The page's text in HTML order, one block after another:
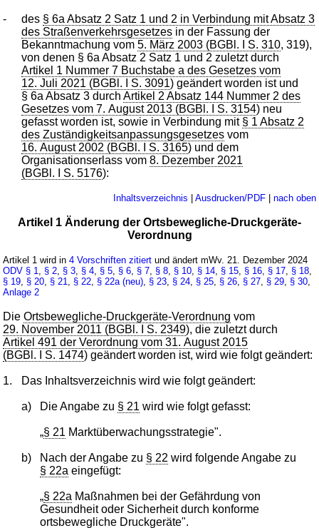
- des § 6a Absatz 2 Satz 1 und 2 in Verbindung mit Absatz 3
des Straßenverkehrsgesetzes in der Fassung der
Bekanntmachung vom5. März 2003 (BGBl. I S. 310, 319),
von denen § 6a Absatz 2 Satz 1 und 2 zuletzt durch
Artikel 1 Nummer 7 Buchstabe a des Gesetzes vom
12. Juli 2021 (BGBl. I S. 3091) geändert worden ist und
§ 6a Absatz 3 durchArtikel 2 Absatz 144 Nummer 2 des
Gesetzes vom 7. August 2013 (BGBl. I S. 3154) neu
gefasst worden ist, sowie in Verbindung mit § 1 Absatz 2
des Zuständigkeitsanpassungsgesetzes vom
16. August 2002 (BGBl. I S. 3165) und dem
Organisationserlass vom8. Dezember 2021
(BGBl. I S. 5176):
Inhaltsverzeichnis | Ausdrucken/PDF| nach oben
Artikel 1 Änderung der Ortsbewegliche-Druckgeräte-
Verordnung
Artikel 1 wird in4 Vorschriften zitiert und ändert mWv. 21. Dezember 2024
ODV § 1 § 2 § 3 § 4 § 5 § 6 § 7 § 8 § 10 § 14 § 15 § 16 § 17 § 18
§ 19 § 20 § 21 § 22 § 22a (neu) § 23 § 24 § 25 § 26 § 27 § 29 § 30
Anlage 2
DieOrtsbewegliche-Druckgeräte-Verordnung vom
29. November 2011 (BGBl. I S. 2349), die zuletzt durch
Artikel 491 der Verordnung vom 31. August 2015
(BGBl. I S. 1474) geändert worden ist, wird wie folgt geändert:
1. Das Inhaltsverzeichnis wird wie folgt geändert:
a) Die Angabe zu § 21 wird wie folgt gefasst:
„§ 21 Marktüberwachungsstrategie".
b) Nach der Angabe zu § 22 wird folgende Angabe zu
§ 22a eingefügt:
„§ 22a Maßnahmen bei der Gefährdung von
Gesundheit oder Sicherheit durch konforme
ortsbewegliche Druckgeräte".